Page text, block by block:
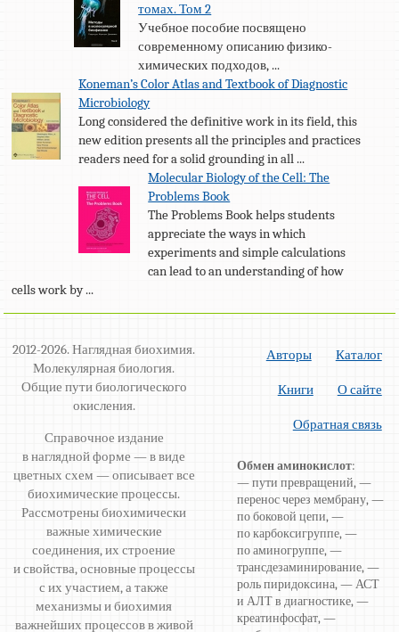
томах. Том 2
Учебное пособие посвящено
современному описанию физико-
химических подходов, ...
Koneman’s Color Atlas and Textbook of Diagnostic
Microbiology
Long considered the definitive work in its field, this
new edition presents all the principles and practices
readers need for a solid grounding in all ...
Molecular Biology of the Cell: The
Problems Book
The Problems Book helps students
appreciate the ways in which
experiments and simple calculations
can lead to an understanding of how
cells work by ...
2012-2026. Наглядная биохимия.
Молекулярная биология.
Общие пути биологического
окисления.
Справочное издание
в наглядной форме — в виде
цветных схем — описывает все
биохимические процессы.
Рассмотрены биохимически
важные химические
соединения, их строение
и свойства, основные процессы
с их участием, а также
механизмы и биохимия
важнейших процессов в живой
Авторы Каталог
Книги О сайте
Обратная связь
Обмен аминокислот:
— пути превращений, —
перенос через мембрану, —
по боковой цепи, —
по карбоксигруппе, —
по аминогруппе, —
трансдезаминирование, —
роль пиридоксина, — АСТ
и АЛТ в диагностике, —
креатинфосфат, —